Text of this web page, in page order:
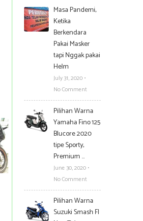
Masa Pandemi,
Ketika
Berkendara
Pakai Masker
tapi Nggak pakai
Helm
July 31, 2020 •
No Comment
Pilihan Warna
Yamaha Fino 125
Blucore 2020
tipe Sporty,
Premium …
June 30, 2020 •
No Comment
Pilihan Warna
Suzuki Smash FI